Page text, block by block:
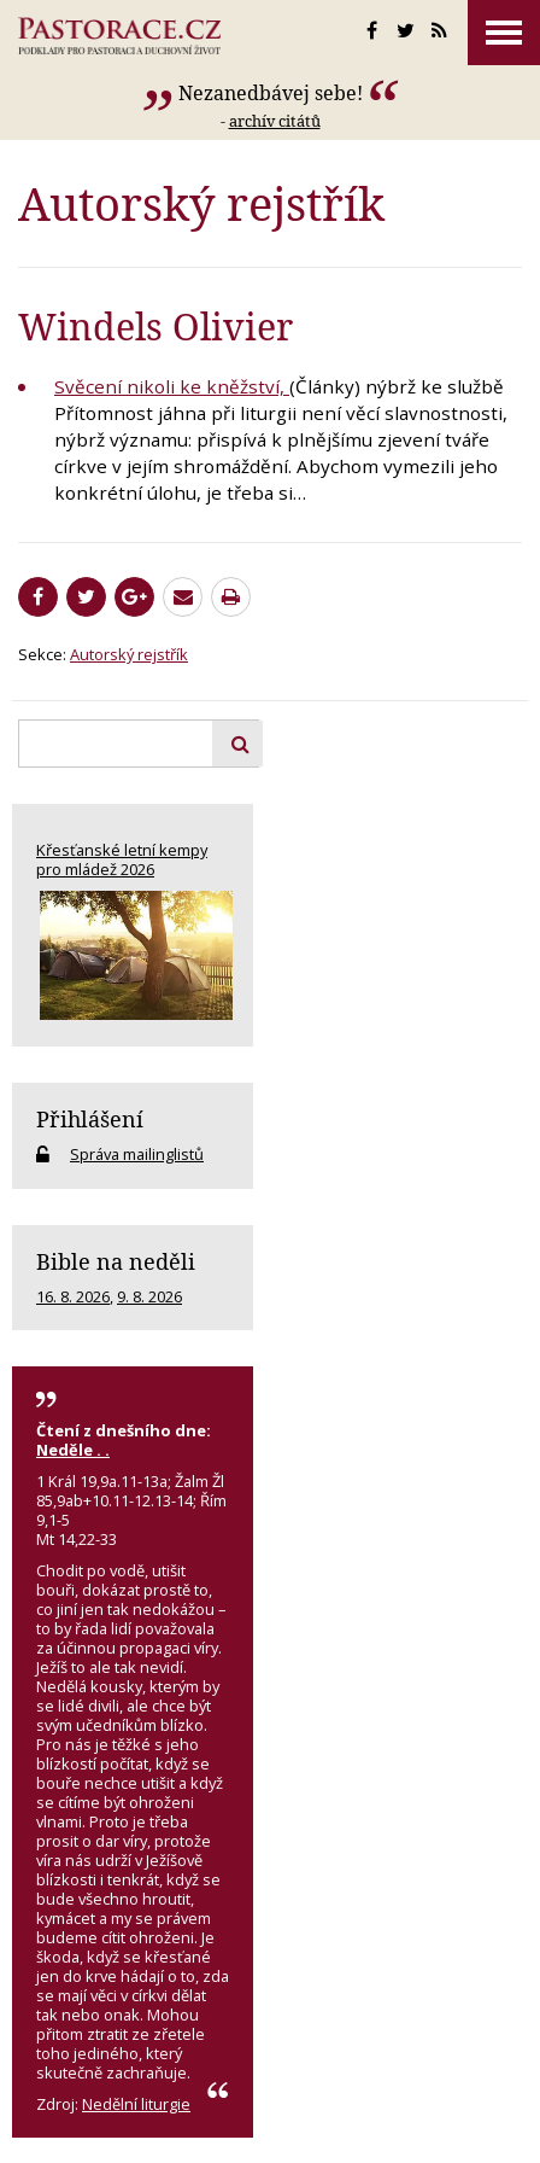
Nezanedbávej sebe!
-archív citátů
Autorský rejstřík
Windels Olivier
Svěcení nikoli ke kněžství, (Články) nýbrž ke službě
Přítomnost jáhna při liturgii není věcí slavnostnosti,
nýbrž významu: přispívá k plnějšímu zjevení tváře
církve v jejím shromáždění. Abychom vymezili jeho
konkrétní úlohu, je třeba si…
Sekce: Autorský rejstřík
Křesťanské letní kempy
pro mládež 2026
Přihlášení
Správa mailinglistů
Bible na neděli
16. 8. 2026, 9. 8. 2026
Čtení z dnešního dne:
Neděle . .
1 Král 19,9a.11-13a; Žalm Žl
85,9ab+10.11-12.13-14; Řím
9,1-5
Mt 14,22-33
Chodit po vodě, utišit
bouři, dokázat prostě to,
co jiní jen tak nedokážou –
to by řada lidí považovala
za účinnou propagaci víry.
Ježíš to ale tak nevidí.
Nedělá kousky, kterým by
se lidé divili, ale chce být
svým učedníkům blízko.
Pro nás je těžké s jeho
blízkostí počítat, když se
bouře nechce utišit a když
se cítíme být ohroženi
vlnami. Proto je třeba
prosit o dar víry, protože
víra nás udrží v Ježíšově
blízkosti i tenkrát, když se
bude všechno hroutit,
kymácet a my se právem
budeme cítit ohroženi. Je
škoda, když se křesťané
jen do krve hádají o to, zda
se mají věci v církvi dělat
tak nebo onak. Mohou
přitom ztratit ze zřetele
toho jediného, který
skutečně zachraňuje.
Zdroj: Nedělní liturgie